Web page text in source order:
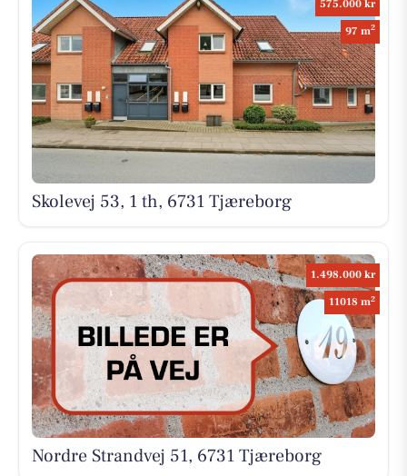
575.000 kr
97 m2
Skolevej 53, 1 th, 6731 Tjæreborg
1.498.000 kr
11018 m2
Nordre Strandvej 51, 6731 Tjæreborg